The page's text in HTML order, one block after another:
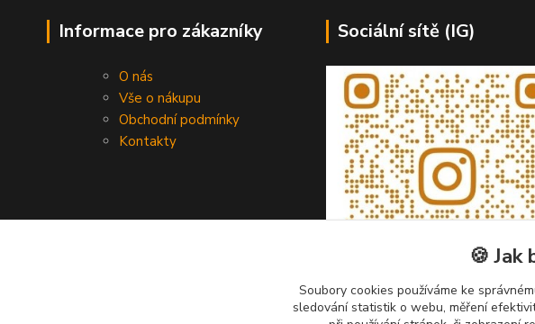
Informace pro zákazníky
O nás
Vše o nákupu
Obchodní podmínky
Kontakty
Sociální sítě (IG)
🍪 Jak
Soubory cookies používáme ke
sledování statistik o webu, měření